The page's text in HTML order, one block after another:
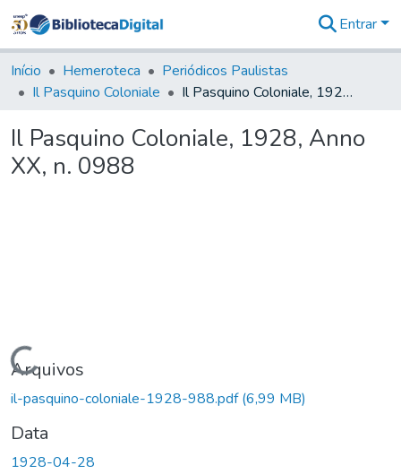
&
Coleções
Tudo na
Digital
Entrar
Início Hemeroteca
Periódicos Paulistas
Il Pasquino Coloniale
Il Pasquino Coloniale, 1928, Anno XX, n. 0988
Il Pasquino Coloniale, 1928, Anno
XX, n. 0988
Carregando...
Arquivos
il-pasquino-coloniale-1928-988.pdf(6,99 MB)
Data
1928-04-28